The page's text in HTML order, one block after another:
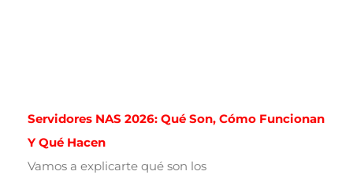
Servidores NAS 2026: Qué Son, Cómo Funcionan
Y Qué Hacen
Vamos a explicarte qué son los